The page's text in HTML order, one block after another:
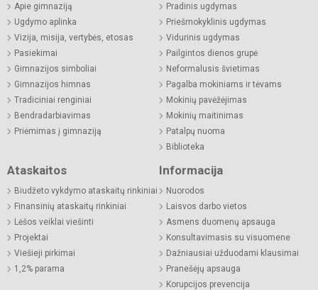
Apie gimnaziją
Ugdymo aplinka
Vizija, misija, vertybės, etosas
Pasiekimai
Gimnazijos simboliai
Gimnazijos himnas
Tradiciniai renginiai
Bendradarbiavimas
Priėmimas į gimnaziją
Pradinis ugdymas
Priešmokyklinis ugdymas
Vidurinis ugdymas
Pailgintos dienos grupė
Neformalusis švietimas
Pagalba mokiniams ir tėvams
Mokinių pavėžėjimas
Mokinių maitinimas
Patalpų nuoma
Biblioteka
Ataskaitos
Biudžeto vykdymo ataskaitų rinkiniai
Finansinių ataskaitų rinkiniai
Lėšos veiklai viešinti
Projektai
Viešieji pirkimai
1,2% parama
Informacija
Nuorodos
Laisvos darbo vietos
Asmens duomenų apsauga
Konsultavimasis su visuomene
Dažniausiai užduodami klausimai
Pranešėjų apsauga
Korupcijos prevencija